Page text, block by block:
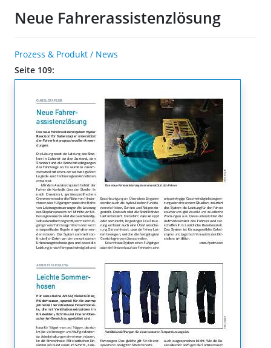
Neue Fahrerassistenzlösung
Prozess & Produkt / News
Seite 109: